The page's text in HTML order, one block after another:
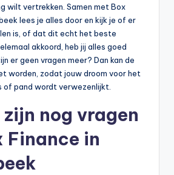
wilt vertrekken. Samen met Box
lees je alles door en kijk je of er
is, of dat dit echt het beste
akkoord, heb jij alles goed
er geen vragen meer? Dan kan de
worden, zodat jouw droom voor het
of pand wordt verwezenlijkt.
zijn nog vragen
Finance in